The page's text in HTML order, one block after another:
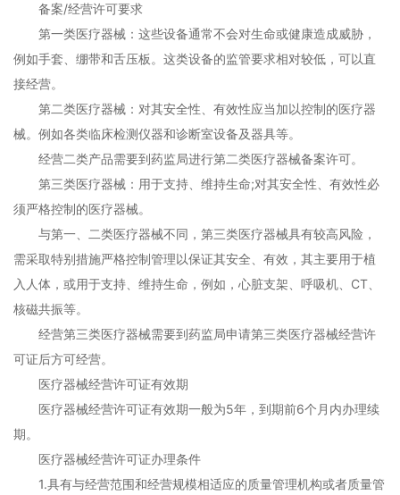
备案/经营许可要求
第一类医疗器械：这些设备通常不会对生命或健康造成威胁，
例如手套、绷带和舌压板。这类设备的监管要求相对较低，可以直
接经营。
第二类医疗器械：对其安全性、有效性应当加以控制的医疗器
械。例如各类临床检测仪器和诊断室设备及器具等。
经营二类产品需要到药监局进行第二类医疗器械备案许可。
第三类医疗器械：用于支持、维持生命;对其安全性、有效性必
须严格控制的医疗器械。
与第一、二类医疗器械不同，第三类医疗器械具有较高风险，
需采取特别措施严格控制管理以保证其安全、有效，其主要用于植
入人体，或用于支持、维持生命，例如，心脏支架、呼吸机、CT、
核磁共振等。
经营第三类医疗器械需要到药监局申请第三类医疗器械经营许
可证后方可经营。
医疗器械经营许可证有效期
医疗器械经营许可证有效期一般为5年，到期前6个月内办理续
期。
医疗器械经营许可证办理条件
1.具有与经营范围和经营规模相适应的质量管理机构或者质量管